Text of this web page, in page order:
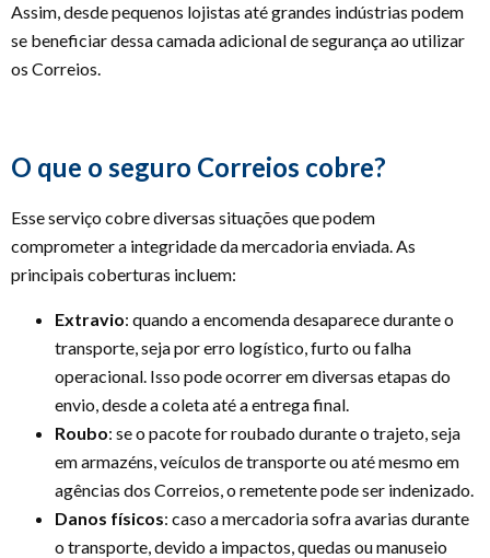
Assim, desde pequenos lojistas até grandes indústrias podem
se beneficiar dessa camada adicional de segurança ao utilizar
os Correios.
O que o seguro Correios cobre?
Esse serviço cobre diversas situações que podem
comprometer a integridade da mercadoria enviada. As
principais coberturas incluem:
Extravio: quando a encomenda desaparece durante o
transporte, seja por erro logístico, furto ou falha
operacional. Isso pode ocorrer em diversas etapas do
envio, desde a coleta até a entrega final.
Roubo: se o pacote for roubado durante o trajeto, seja
em armazéns, veículos de transporte ou até mesmo em
agências dos Correios, o remetente pode ser indenizado.
Danos físicos: caso a mercadoria sofra avarias durante
o transporte, devido a impactos, quedas ou manuseio